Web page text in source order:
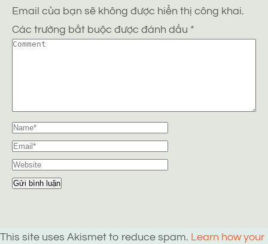
Email của bạn sẽ không được hiển thị công khai.
Các trường bắt buộc được đánh dấu *
This site uses Akismet to reduce spam. Learn how your